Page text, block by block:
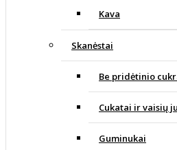
Kava
Skanėstai
Be pridėtinio
Cukatai ir vaisių
Guminukai